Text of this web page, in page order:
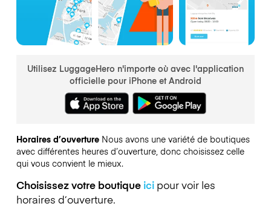
Utilisez LuggageHero n'importe où avec l'application
officielle pour iPhone et Android
Horaires d’ouverture Nous avons une variété de boutiques
avec différentes heures d’ouverture, donc choisissez celle
qui vous convient le mieux.
Choisissez votre boutique icipour voir les
horaires d’ouverture.